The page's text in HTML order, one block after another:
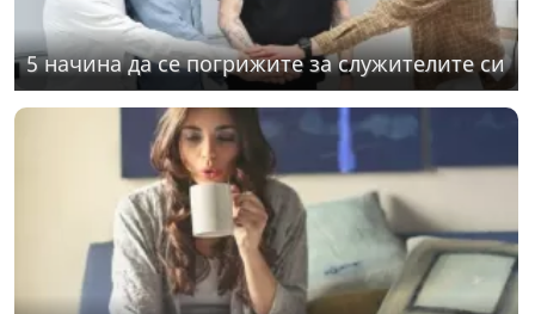
5 начина да се погрижите за служителите си